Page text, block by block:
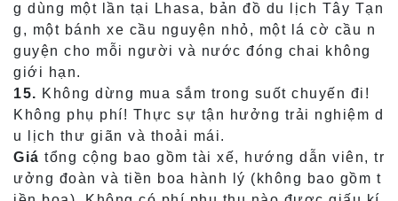
g dùng một lần tại Lhasa, bản đồ du lịch Tây Tạn
g, một bánh xe cầu nguyện nhỏ, một lá cờ cầu n
guyện cho mỗi người và nước đóng chai không
giới hạn.
15. Không dừng mua sắm trong suốt chuyến đi!
Không phụ phí! Thực sự tận hưởng trải nghiệm d
u lịch thư giãn và thoải mái.
Giá tổng cộng bao gồm tài xế, hướng dẫn viên, tr
ưởng đoàn và tiền boa hành lý (không bao gồm t